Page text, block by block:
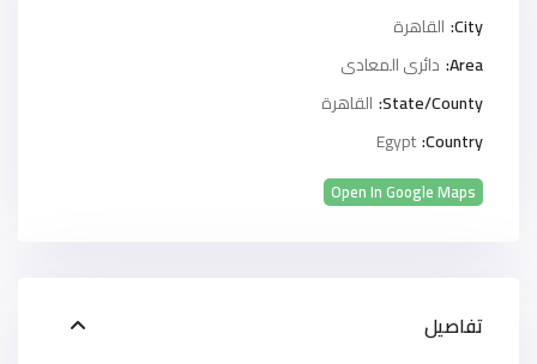
City: القاهرة
Area: دائرى المعادى
State/County: القاهرة
Country:
Egypt
Open In Google Maps
تفاصيل